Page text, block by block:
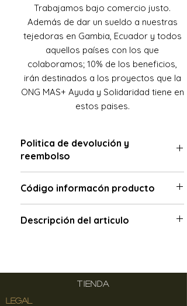
Trabajamos bajo comercio justo.
Además de dar un sueldo a nuestras
tejedoras en Gambia, Ecuador y todos
aquellos países con los que
colaboramos; 10% de los beneficios,
irán destinados a los proyectos que la
ONG MAS+ Ayuda y Solidaridad tiene en
estos paises.
Politica de devolución y
reembolso
tienda online es de 14 días desde la
recepción del pedido.
En ningún caso el cliente debe
no se hará responsable de la
mercancía recibida, si el cliente la
devuelve por sus propios medios, y sin
Código informacón producto
Descripción del articulo
TIENDA
LEGAL